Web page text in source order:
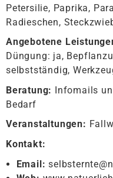
Petersilie, Paprika,
Radieschen,
Angebotene
Düngung: ja,
selbstständig,
Beratung: Infomails
Bedarf
Veranstaltungen:
Kontakt:
Email: